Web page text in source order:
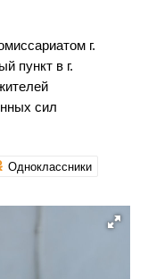
г.
пункт в г.
сил
Одноклассники